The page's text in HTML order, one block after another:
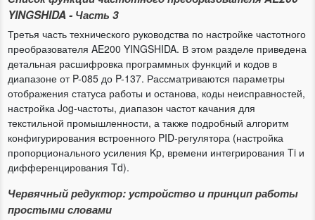
YINGSHIDA - Часть 3
Третья часть технического руководства по настройке частотного
преобразователя AE200 YINGSHIDA. В этом разделе приведена
детальная расшифровка программных функций и кодов в
диапазоне от P-085 до P-137. Рассматриваются параметры
отображения статуса работы и останова, коды неисправностей,
настройка Jog-частоты, диапазон частот качания для
текстильной промышленности, а также подробный алгоритм
конфигурирования встроенного PID-регулятора (настройка
пропорционального усиления Kp, времени интегрирования Ti и
дифференцирования Td).
Червячный редуктор: устройство и принцип работы
простыми словами